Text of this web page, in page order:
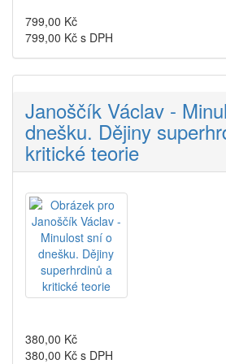
799,00 Kč
799,00 Kč s DPH
Janoščík Václav -
dnešku. Dějiny
kritické teorie
380,00 Kč
380,00 Kč s DPH